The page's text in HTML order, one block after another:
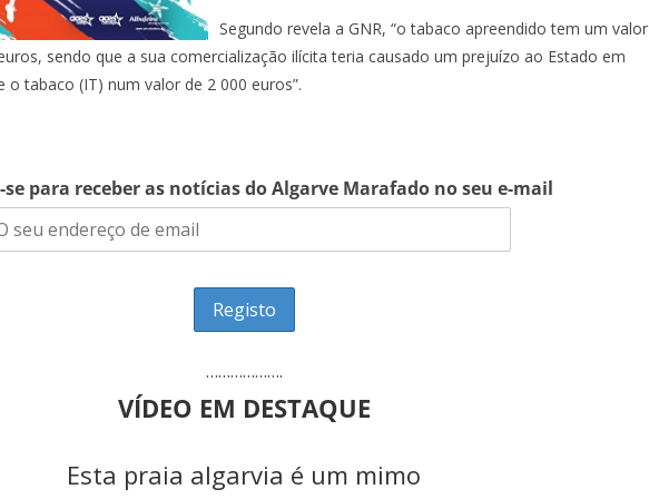
Segundo revela a GNR, “o tabaco apreendido tem um valor
sendo que a sua comercialização ilícita teria causado um prejuízo ao Estado em
o tabaco (IT) num valor de 2 000 euros”.
se para receber as notícias do Algarve Marafado no seu e-mail
……………….
VÍDEO EM DESTAQUE
Esta praia algarvia é um mimo